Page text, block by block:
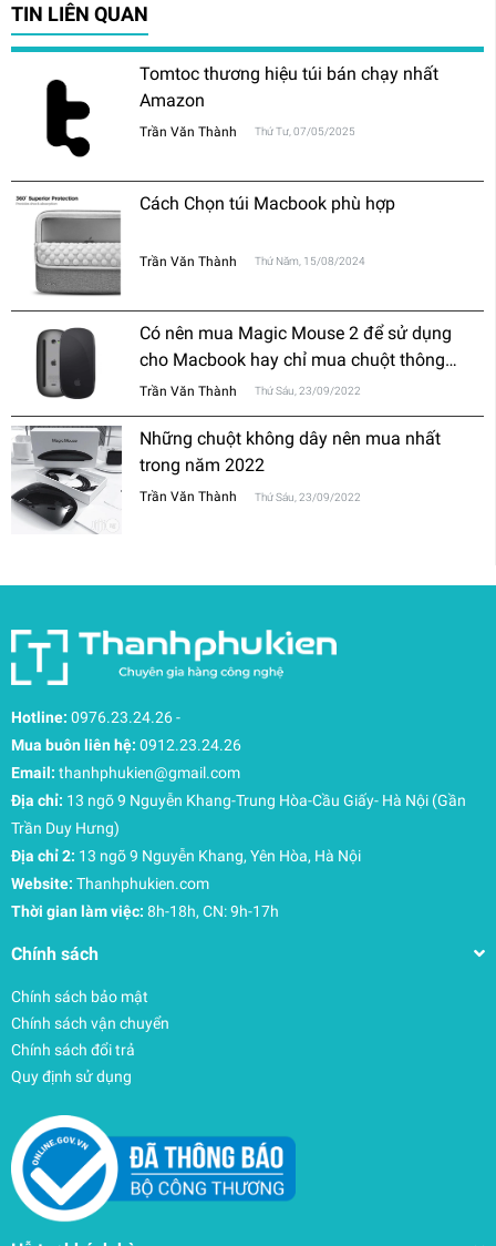
TIN LIÊN QUAN
Tomtoc thương hiệu túi bán chạy nhất
Amazon
Trần Văn Thành Thứ Tư, 07/05/2025
Cách Chọn túi Macbook phù hợp
Trần Văn Thành Thứ Năm, 15/08/2024
Có nên mua Magic Mouse 2 để sử dụng
cho Macbook hay chỉ mua chuột thông
thường?
Trần Văn Thành Thứ Sáu, 23/09/2022
Những chuột không dây nên mua nhất
trong năm 2022
Trần Văn Thành Thứ Sáu, 23/09/2022
Hotline: 0976.23.24.26-
Mua buôn liên hệ: 0912.23.24.26
Email: thanhphukien@gmail.com
Địa chỉ: 13 ngõ 9 Nguyễn Khang-Trung Hòa-Cầu Giấy- Hà Nội (Gần
Trần Duy Hưng)
Địa chỉ 2: 13 ngõ 9 Nguyễn Khang, Yên Hòa, Hà Nội
Website: Thanhphukien.com
Thời gian làm việc: 8h-18h, CN: 9h-17h
Chính sách
Chính sách bảo mật
Chính sách vận chuyển
Chính sách đổi trả
Quy định sử dụng